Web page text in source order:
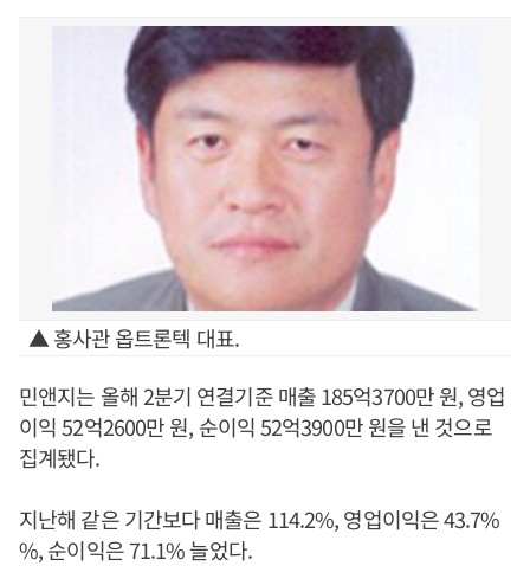
▲ 홍사관 옵트론텍 대표.
민앤지는 올해 2분기 연결기준 매출 185억3700만 원, 영업
이익 52억2600만 원, 순이익 52억3900만 원을 낸 것으로
집계됐다.
지난해 같은 기간보다 매출은 114.2%, 영업이익은 43.7%
%, 순이익은 71.1% 늘었다.